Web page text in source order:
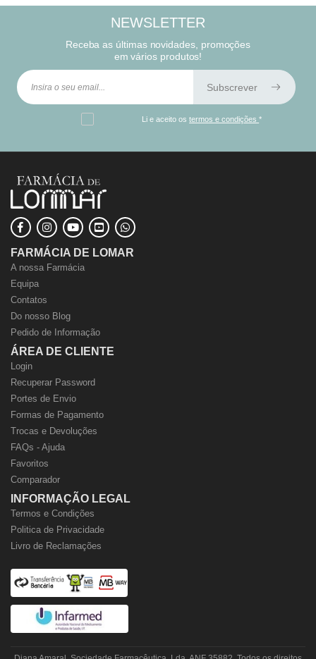
NEWSLETTER
Receba as últimas novidades, promoções
em vários produtos!
Subscrever
Li e aceito ostermos e condições*
FARMÁCIA DE LOMAR
A nossa Farmácia
Equipa
Contatos
Do nosso Blog
Pedido de Informação
ÁREA DE CLIENTE
Login
Recuperar Password
Portes de Envio
Formas de Pagamento
Trocas e Devoluções
FAQs - Ajuda
Favoritos
Comparador
INFORMAÇÃO LEGAL
Termos e Condições
Politica de Privacidade
Livro de Reclamações